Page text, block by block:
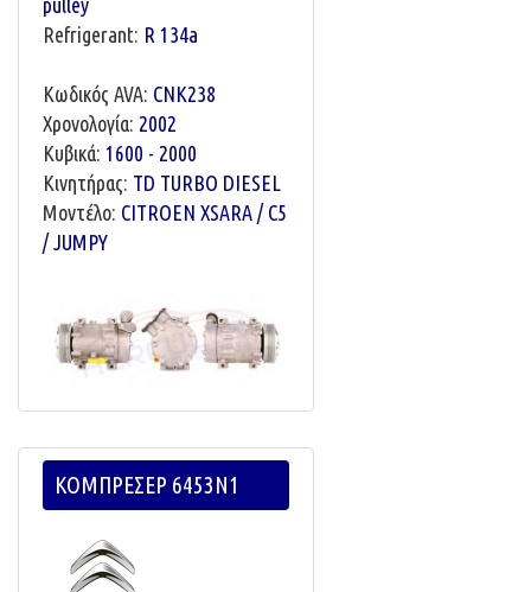
Refrigerant: R 134a
Κωδικός AVA: CNK238
Χρονολογία: 2002
Κυβικά: 1600 - 2000
Κινητήρας: TD TURBO DIESEL
Μοντέλο: CITROEN XSARA / C5
/ JUMPY
ΚΟΜΠΡΕΣΕΡ 6453N1